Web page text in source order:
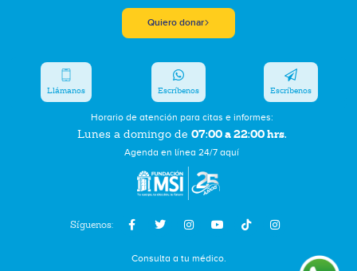
Quiero donar
Síguenos:
Horario de atención para citas e informes:
Lunes a domingo de 07:00 a 22:00 hrs.
Agenda en línea 24/7 aquí
Llámanos Escríbenos Escríbenos
Consulta a tu médico.